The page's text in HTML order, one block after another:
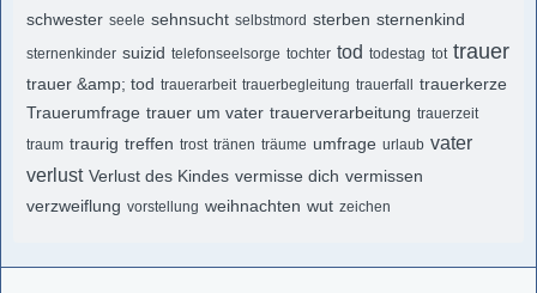
schwester seele sehnsucht selbstmord sterben sternenkind
sternenkinder suizid telefonseelsorge tochter tod todestag tot trauer
trauer &amp; tod trauerarbeit trauerbegleitung trauerfall trauerkerze
Trauerumfrage trauer um vater trauerverarbeitung trauerzeit
traum traurig treffen trost tränen träume umfrage urlaub vater
verlust Verlust des Kindes vermisse dich vermissen
verzweiflung vorstellung weihnachten wut zeichen